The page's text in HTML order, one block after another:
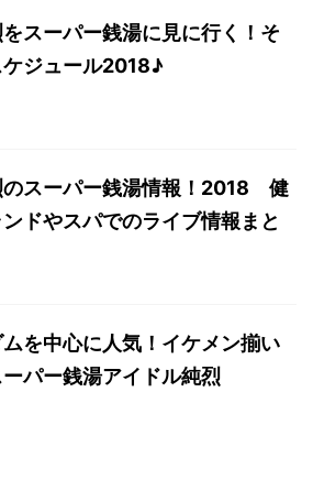
スーパー銭湯に見に行く！そ
ケジュール2018♪
のスーパー銭湯情報！2018 健
ドやスパでのライブ情報まと
を中心に人気！イケメン揃い
パー銭湯アイドル純烈